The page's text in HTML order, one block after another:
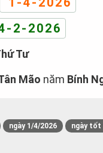
2-2026
Tư
Mão năm Bính
ngày 1/4/2026 ngày tốt